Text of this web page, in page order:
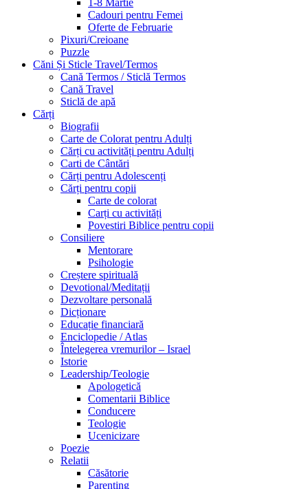
Cadouri pentru Femei
Oferte de Februarie
Pixuri/Creioane
Puzzle
Căni Și Sticle Travel/Termos
Cană Termos / Sticlă Termos
Cană Travel
Sticlă de apă
Cărți
Biografii
Carte de Colorat pentru Adulți
Cărți cu activități pentru Adulți
Carti de Cântări
Cărți pentru Adolescenți
Cărți pentru copii
Carte de colorat
Carți cu activități
Povestiri Biblice pentru copii
Consiliere
Mentorare
Psihologie
Creștere spirituală
Devotional/Meditații
Dezvoltare personală
Dicționare
Educație financiară
Enciclopedie / Atlas
Întelegerea vremurilor – Israel
Istorie
Leadership/Teologie
Apologetică
Comentarii Biblice
Conducere
Teologie
Ucenicizare
Poezie
Relatii
Căsătorie
Parenting